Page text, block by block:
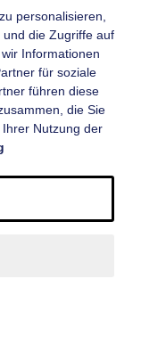
vorbehalten.
personalisieren,
die Zugriffe auf
Informationen
für soziale
führen diese
die Sie
Nutzung der